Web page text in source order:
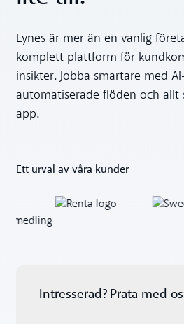
Lynes är mer än en vanlig
komplett plattform för
insikter. Jobba smartare med
automatiserade flöden och allt
app.
Ett urval av våra kunder
Intresserad? Prata med